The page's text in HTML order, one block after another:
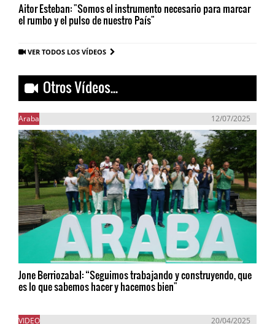
Aitor Esteban: "Somos el instrumento necesario para marcar
el rumbo y el pulso de nuestro País"
VER TODOS LOS VÍDEOS
Otros Vídeos...
Araba 12/07/2025
Jone Berriozabal: “Seguimos trabajando y construyendo, que
es lo que sabemos hacer y hacemos bien"
VIDEO 20/04/2025